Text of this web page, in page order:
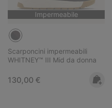
Impermeabile
Scarponcini impermeabili
WHITNEY™ III Mid da donna
Regular price:
130,00 €